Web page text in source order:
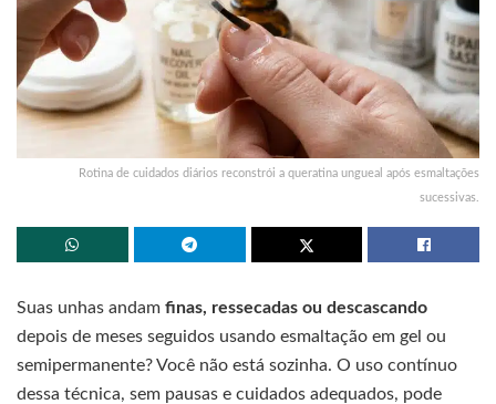
Rotina de cuidados diários reconstrói a queratina ungueal após esmaltações
sucessivas.
Suas unhas andam finas, ressecadas ou descascando
depois de meses seguidos usando esmaltação em gel ou
semipermanente? Você não está sozinha. O uso contínuo
dessa técnica, sem pausas e cuidados adequados, pode